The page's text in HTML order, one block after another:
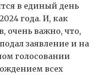
в единый день
года. И, как
очень важно, что,
заявление и на
голосовании
всех